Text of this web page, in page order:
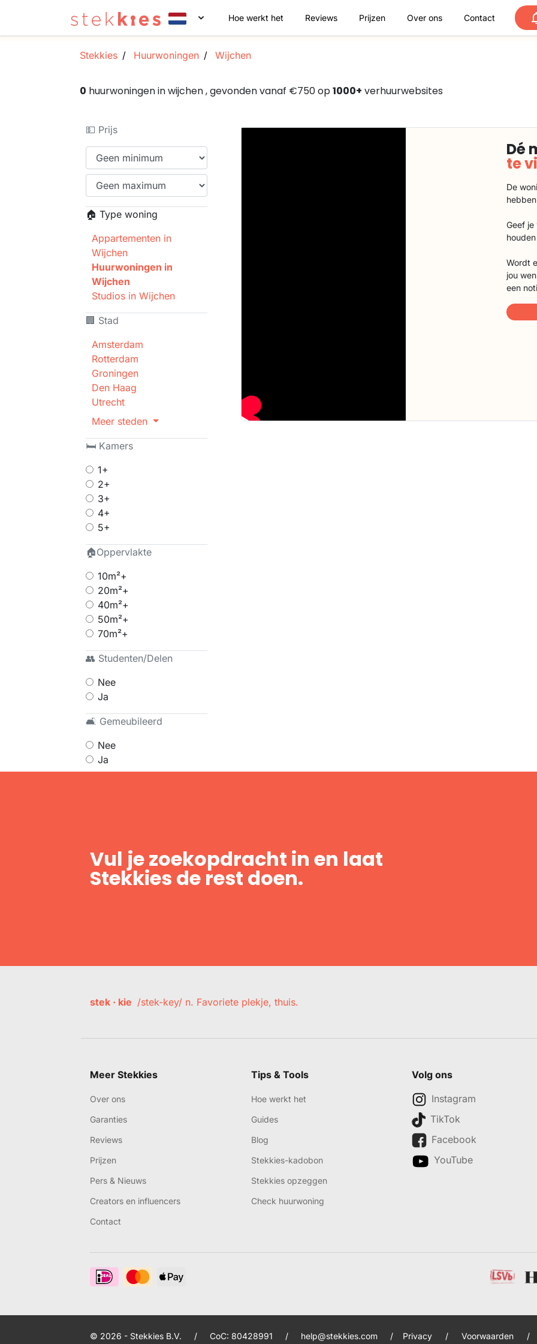
Hoe werkt het Reviews Prijzen Over ons Contact
Stekkies Huurwoningen Wijchen
0 huurwoningen in wijchen , gevonden vanaf €750 op1000+ verhuurwebsites
💵 Prijs
🏠 Type woning
Appartementen in
Wijchen
Huurwoningen in
Wijchen
Studios in Wijchen
🏢 Stad
Amsterdam
Rotterdam
Groningen
Den Haag
Utrecht
Meer steden
🛏 Kamers
1+
2+
3+
4+
5+
🏠Oppervlakte
10m²+
20m²+
40m²+
50m²+
70m²+
👥 Studenten/Delen
Nee
Ja
🛋 Gemeubileerd
Nee
Ja
Dé
te
De
Geef
Wordt
jou
een
Vul je zoekopdracht in en laat
Stekkies de rest doen.
stek · kie /stek-key/ n. Favoriete plekje, thuis.
Meer Stekkies
Over ons
Garanties
Reviews
Prijzen
Pers & Nieuws
Creators en influencers
Contact
Tips & Tools
Hoe werkt het
Guides
Blog
Stekkies-kadobon
Stekkies opzeggen
Check huurwoning
Volg ons
Instagram
TikTok
Facebook
YouTube
© 2026 - Stekkies B.V. / CoC: 80428991 / help@stekkies.com / Privacy / Voorwaarden /